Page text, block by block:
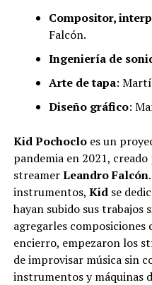
Compositor,
Falcón.
Ingeniería de
Arte de tapa:
Diseño gráfico:
Kid Pochocloes un
pandemia en 2021,
streamerLeandro Falcón
instrumentos, Kid se
hayan subido sus trabajos
agregarles
encierro, empezaron los
de improvisar música sin
instrumentos y máquinas